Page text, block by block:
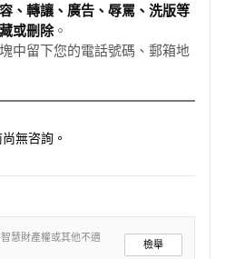
、轉讓、廣告、辱罵、洗版等
或刪除。
中留下您的電話號碼、郵箱地
尚無咨詢。
慧財產權或其他不適
檢舉